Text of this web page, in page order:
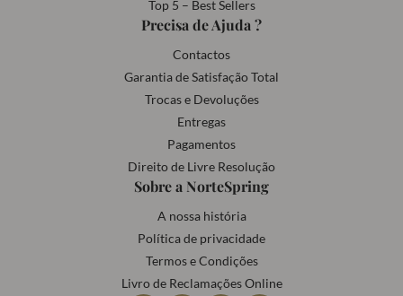
Top 5 – Best Sellers
Precisa de Ajuda ?
Contactos
Garantia de Satisfação Total
Trocas e Devoluções
Entregas
Pagamentos
Direito de Livre Resolução
Sobre a NorteSpring
A nossa história
Política de privacidade
Termos e Condições
Livro de Reclamações Online